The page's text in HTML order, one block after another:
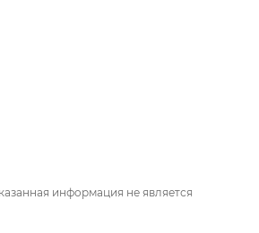
информация не является